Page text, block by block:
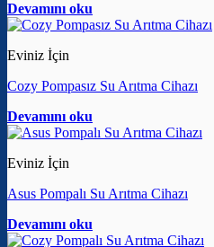
Devamını oku
Eviniz İçin
Cozy Pompasız Su Arıtma Cihazı
Devamını oku
Eviniz İçin
Asus Pompalı Su Arıtma Cihazı
Devamını oku